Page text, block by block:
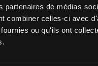
partenaires de médias
combiner celles-ci avec
ou qu'ils ont
1p 1p
1p 6p14